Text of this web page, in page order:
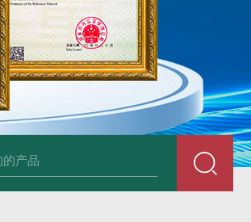
34860-4L-Rsigma 甲醇 67-